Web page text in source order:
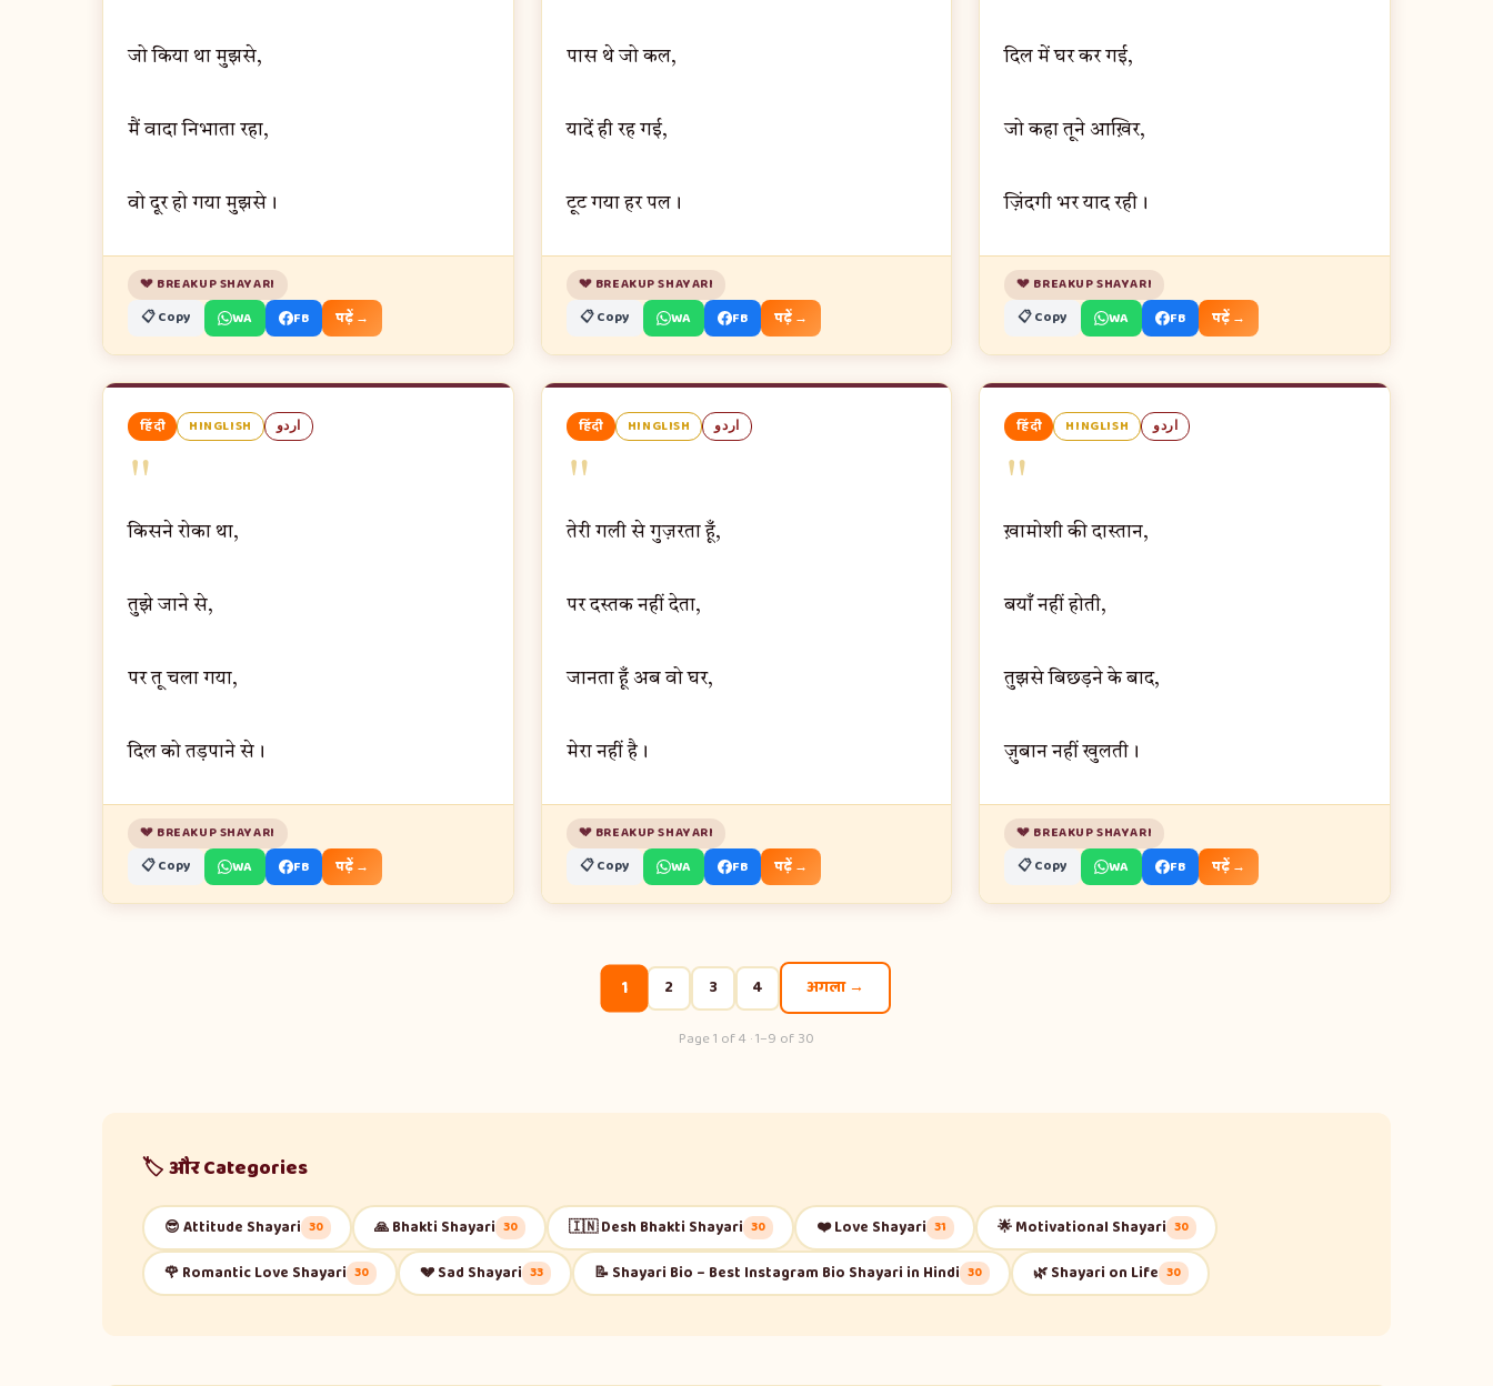
जो किया था मुझसे,
मैं वादा निभाता रहा,
वो दूर हो गया मुझसे।
💔 BREAKUP SHAYARI
📋 Copy WA FB पढ़ें →
पास थे जो कल,
यादें ही रह गई,
टूट गया हर पल।
💔 BREAKUP SHAYARI
📋 Copy WA FB पढ़ें →
दिल में घर कर गई,
जो कहा तूने आख़िर,
ज़िंदगी भर याद रही।
💔 BREAKUP SHAYARI
📋 Copy WA FB पढ़ें →
हिंदी HINGLISH اردو
"
किसने रोका था,
तुझे जाने से,
पर तू चला गया,
दिल को तड़पाने से।
💔 BREAKUP SHAYARI
📋 Copy WA FB पढ़ें →
हिंदी HINGLISH اردو
"
तेरी गली से गुज़रता हूँ,
पर दस्तक नहीं देता,
जानता हूँ अब वो घर,
मेरा नहीं है।
💔 BREAKUP SHAYARI
📋 Copy WA FB पढ़ें →
हिंदी HINGLISH اردو
"
ख़ामोशी की दास्तान,
बयाँ नहीं होती,
तुझसे बिछड़ने के बाद,
ज़ुबान नहीं खुलती।
💔 BREAKUP SHAYARI
📋 Copy WA FB पढ़ें →
1 2 3 4 अगला →
Page 1 of 4 · 1–9 of 30
🏷️ और Categories
😎 Attitude Shayari 30 🙏 Bhakti Shayari 30 🇮🇳 Desh Bhakti Shayari 30 ❤️ Love Shayari 31 🌟 Motivational Shayari 30
🌹 Romantic Love Shayari 30 💔 Sad Shayari 33 📝 Shayari Bio – Best Instagram Bio Shayari in Hindi 30 🌿 Shayari on Life 30